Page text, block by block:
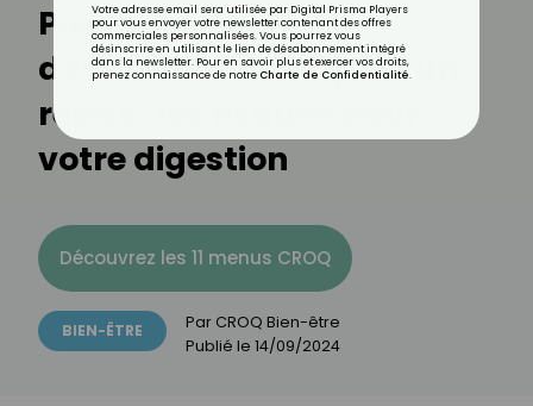
Pourquoi éviter une
douche chaude après un
repas : les risques pour
votre digestion
Découvrez les 11 menus CROQ
BIEN-ÊTRE Par CROQ Bien-être
Publié le 14/09/2024
Votre adresse email sera utilisée par Digital Prisma Players
pour vous envoyer votre newsletter contenant des offres
commerciales personnalisées. Vous pourrez vous
désinscrire en utilisant le lien de désabonnement intégré
dans la newsletter. Pour en savoir plus et exercer vos droits,
prenez connaissance de notre Charte de Confidentialité.